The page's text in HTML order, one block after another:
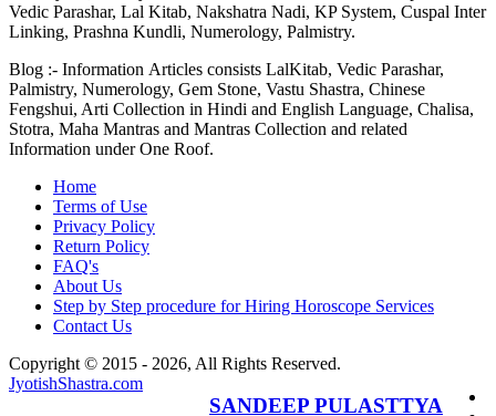
Vedic Parashar, Lal Kitab, Nakshatra Nadi, KP System, Cuspal Inter
Linking, Prashna Kundli, Numerology, Palmistry.
Blog :- Information Articles consists LalKitab, Vedic Parashar,
Palmistry, Numerology, Gem Stone, Vastu Shastra, Chinese
Fengshui, Arti Collection in Hindi and English Language, Chalisa,
Stotra, Maha Mantras and Mantras Collection and related
Information under One Roof.
Home
Terms of Use
Privacy Policy
Return Policy
FAQ's
About Us
Step by Step procedure for Hiring Horoscope Services
Contact Us
Copyright © 2015 - 2026, All Rights Reserved.
JyotishShastra.com
SANDEEP PULASTTYA